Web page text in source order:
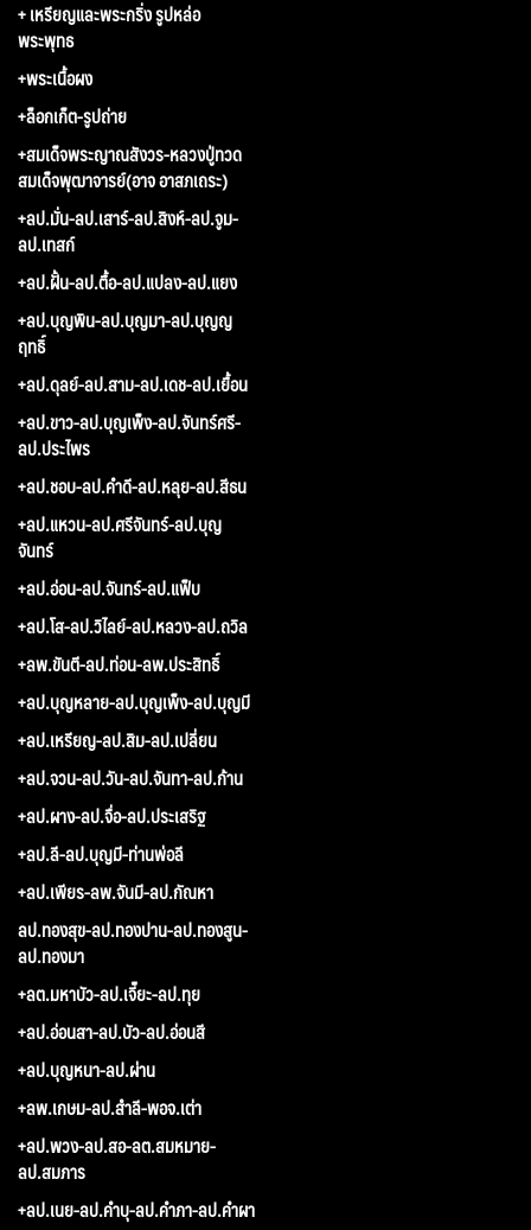
+ เหรียญและพระกริ่ง รูปหล่อ
พระพุทธ
+พระเนื้อผง
+ล็อกเก็ต-รูปถ่าย
+สมเด็จพระญาณสังวร-หลวงปู่ทวด
สมเด็จพุฒาจารย์(อาจ อาสภเถระ)
+ลป.มั่น-ลป.เสาร์-ลป.สิงห์-ลป.จูม-
ลป.เทสก์
+ลป.ฝั้น-ลป.ตื้อ-ลป.แปลง-ลป.แยง
+ลป.บุญพิน-ลป.บุญมา-ลป.บุญญ
ฤทธิ์
+ลป.ดุลย์-ลป.สาม-ลป.เดช-ลป.เยื้อน
+ลป.ขาว-ลป.บุญเพ็ง-ลป.จันทร์ศรี-
ลป.ประไพร
+ลป.ชอบ-ลป.คำดี-ลป.หลุย-ลป.สีธน
+ลป.แหวน-ลป.ศรีจันทร์-ลป.บุญ
จันทร์
+ลป.อ่อน-ลป.จันทร์-ลป.แฟ็บ
+ลป.โส-ลป.วิไลย์-ลป.หลวง-ลป.ถวิล
+ลพ.ขันตี-ลป.ท่อน-ลพ.ประสิทธิ์
+ลป.บุญหลาย-ลป.บุญเพ็ง-ลป.บุญมี
+ลป.เหรียญ-ลป.สิม-ลป.เปลี่ยน
+ลป.จวน-ลป.วัน-ลป.จันทา-ลป.ก้าน
+ลป.ผาง-ลป.จื่อ-ลป.ประเสริฐ
+ลป.ลี-ลป.บุญมี-ท่านพ่อลี
+ลป.เพียร-ลพ.จันมี-ลป.กัณหา
ลป.ทองสุข-ลป.ทองปาน-ลป.ทองสูน-
ลป.ทองมา
+ลต.มหาบัว-ลป.เจี๊ยะ-ลป.ทุย
+ลป.อ่อนสา-ลป.บัว-ลป.อ่อนสี
+ลป.บุญหนา-ลป.ผ่าน
+ลพ.เกษม-ลป.สำลี-พอจ.เต่า
+ลป.พวง-ลป.สอ-ลต.สมหมาย-
ลป.สมภาร
+ลป.เนย-ลป.คำบุ-ลป.คำภา-ลป.คำผา